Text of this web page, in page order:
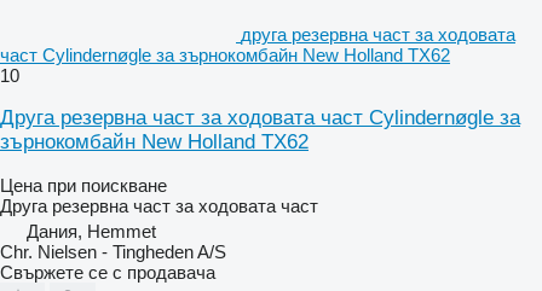
друга резервна част за ходовата
част Cylindernøgle за зърнокомбайн New Holland TX62
10
Друга резервна част за ходовата част Cylindernøgle за
зърнокомбайн New Holland TX62
Цена при поискване
Друга резервна част за ходовата част
Дания, Hemmet
Chr. Nielsen - Tingheden A/S
Свържете се с продавача